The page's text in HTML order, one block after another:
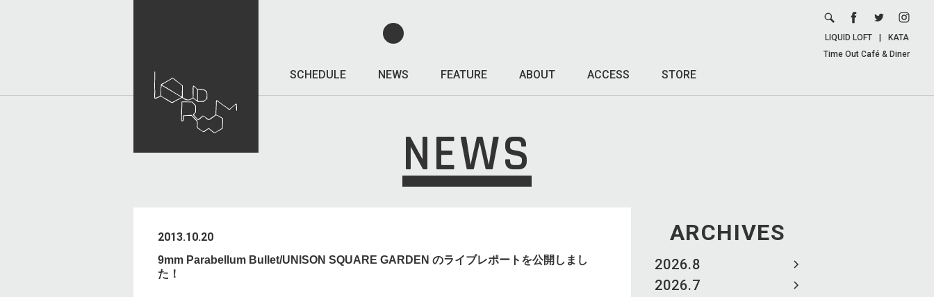
SCHEDULE NEWS FEATURE ABOUT ACCESS STORE
LIQUID LOFT
KATA
Time Out Café & Diner
NEWS
ARCHIVES
2026.8
2026.7
2013.10.20
9mm Parabellum Bullet/UNISON SQUARE GARDEN のライブレポートを公開しまし
た！